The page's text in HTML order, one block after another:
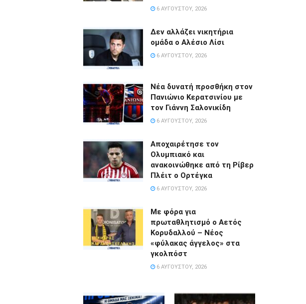
6 ΑΥΓΟΎΣΤΟΥ, 2026
Δεν αλλάζει νικητήρια
ομάδα ο Αλέσιο Λίσι
6 ΑΥΓΟΎΣΤΟΥ, 2026
Νέα δυνατή προσθήκη στον
Πανιώνιο Κερατσινίου με
τον Γιάννη Σαλονικίδη
6 ΑΥΓΟΎΣΤΟΥ, 2026
Αποχαιρέτησε τον
Ολυμπιακό και
ανακοινώθηκε από τη Ρίβερ
Πλέιτ ο Ορτέγκα
6 ΑΥΓΟΎΣΤΟΥ, 2026
Με φόρα για
πρωταθλητισμό ο Αετός
Κορυδαλλού – Νέος
«φύλακας άγγελος» στα
γκολπόστ
6 ΑΥΓΟΎΣΤΟΥ, 2026